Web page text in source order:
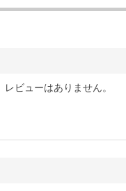
レビューはありません。